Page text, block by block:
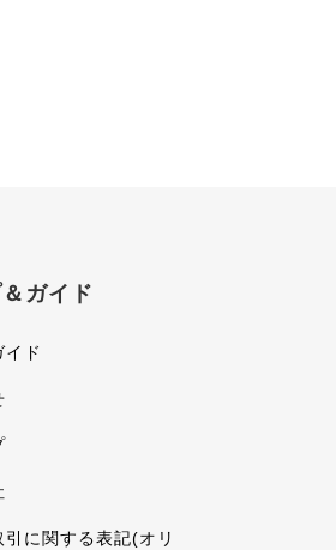
ガイド
イド
引に関する表記(オリ